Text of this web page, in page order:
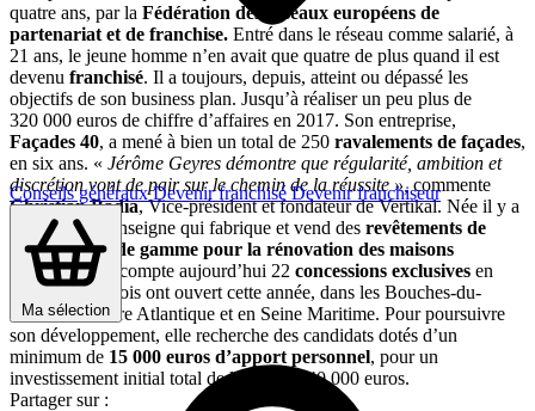
Conseils générauxDevenir franchiséDevenir franchiseur
Ma sélection
quatre ans, par la Fédération des réseaux européens de
partenariat et de franchise. Entré dans le réseau comme salarié, à
21 ans, le jeune homme n’en avait que quatre de plus quand il est
devenu franchisé. Il a toujours, depuis, atteint ou dépassé les
objectifs de son business plan. Jusqu’à réaliser un peu plus de
320 000 euros de chiffre d’affaires en 2017. Son entreprise,
Façades 40, a mené à bien un total de 250 ravalements de façades,
en six ans. « Jérôme Geyres démontre que régularité, ambition et
discrétion vont de pair sur le chemin de la réussite », commente
Christian Badia, Vice-président et fondateur de Vertikal. Née il y a
quinze ans, l’enseigne qui fabrique et vend des revêtements de
façades haut de gamme pour la rénovation des maisons
individuelles
, compte aujourd’hui 22 concessions exclusives en
France, dont trois ont ouvert cette année, dans les Bouches-du-
Rhône, en Loire Atlantique et en Seine Maritime. Pour poursuivre
son développement, elle recherche des candidats dotés d’un
minimum de 15 000 euros d’apport personnel, pour un
investissement initial total de l’ordre de 40 000 euros.
Partager sur :